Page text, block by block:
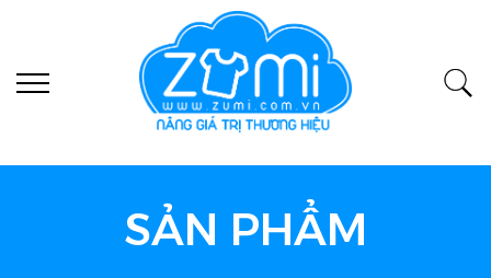
SẢN PHẨM